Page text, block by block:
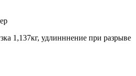
1,137кг, удлинннение при разрыве